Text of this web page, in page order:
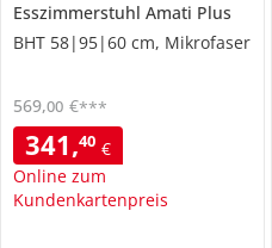
Esszimmerstuhl Amati Plus
BHT 58|95|60 cm, Mikrofaser
341,40 €
Online zum
Kundenkartenpreis
569,00 €***